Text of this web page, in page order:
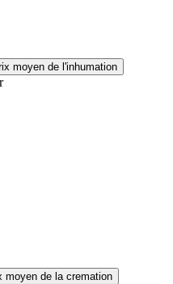
moyen de l'inhumation
moyen de la cremation